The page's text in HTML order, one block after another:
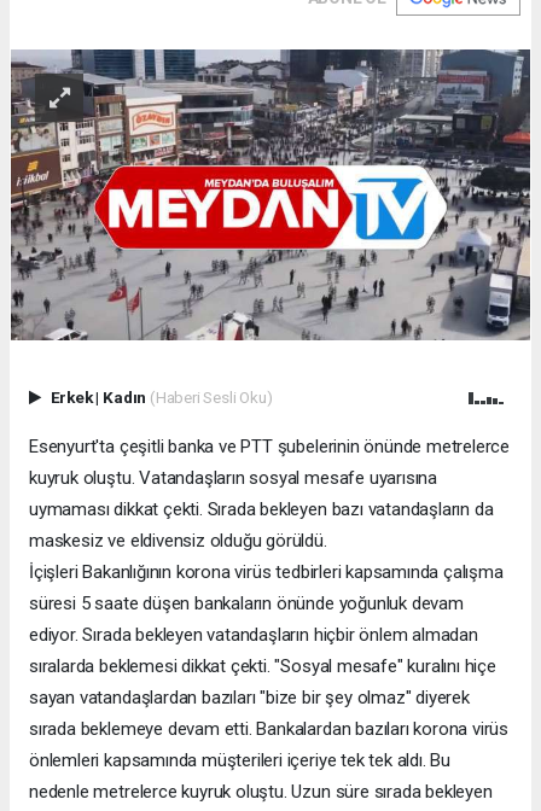
Erkek| Kadın (Haberi Sesli Oku)
Esenyurt'ta çeşitli banka ve PTT şubelerinin önünde metrelerce
kuyruk oluştu. Vatandaşların sosyal mesafe uyarısına
uymaması dikkat çekti. Sırada bekleyen bazı vatandaşların da
maskesiz ve eldivensiz olduğu görüldü.
İçişleri Bakanlığının korona virüs tedbirleri kapsamında çalışma
süresi 5 saate düşen bankaların önünde yoğunluk devam
ediyor. Sırada bekleyen vatandaşların hiçbir önlem almadan
sıralarda beklemesi dikkat çekti. "Sosyal mesafe" kuralını hiçe
sayan vatandaşlardan bazıları "bize bir şey olmaz" diyerek
sırada beklemeye devam etti. Bankalardan bazıları korona virüs
önlemleri kapsamında müşterileri içeriye tek tek aldı. Bu
nedenle metrelerce kuyruk oluştu. Uzun süre sırada bekleyen